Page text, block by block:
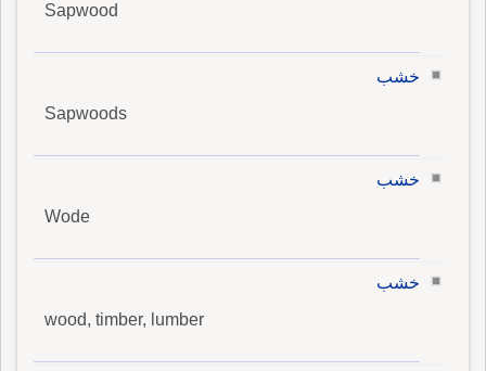
Sapwood
خشب
Sapwoods
خشب
Wode
خشب
wood, timber, lumber